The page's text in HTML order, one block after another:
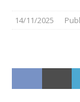
14/11/2025